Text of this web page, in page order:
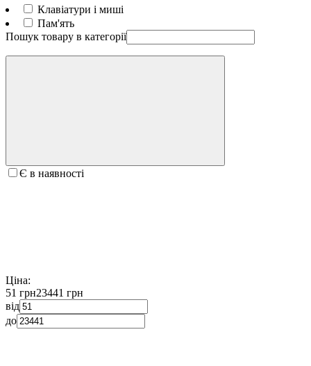
Клавіатури і миші
Пам'ять
Пошук товару в категорії
Є в наявності
Ціна:
51 грн23441 грн
від
до